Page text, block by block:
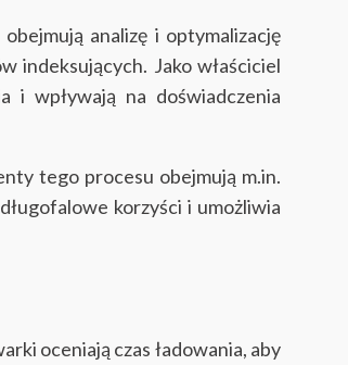
analizę i optymalizację
indeksujących. Jako właściciel
i wpływają na doświadczenia
tego procesu obejmują m.in.
korzyści i umożliwia
oceniają czas ładowania, aby